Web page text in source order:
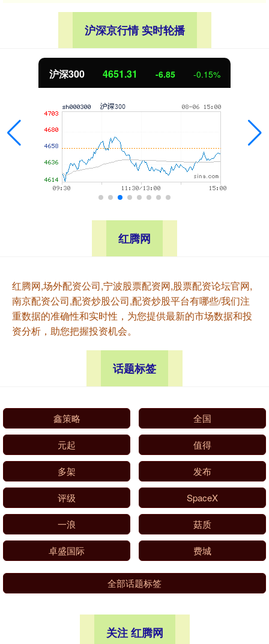
沪深京行情 实时轮播
沪深300 4651.31 -6.85 -0.15%
红腾网
红腾网,场外配资公司,宁波股票配资网,股票配资论坛官网,
南京配资公司,配资炒股公司,配资炒股平台有哪些/我们注
重数据的准确性和实时性，为您提供最新的市场数据和投
资分析，助您把握投资机会。
话题标签
鑫策略 全国
元起 值得
多架 发布
评级 SpaceX
一浪 菇质
卓盛国际 费城
全部话题标签
关注 红腾网